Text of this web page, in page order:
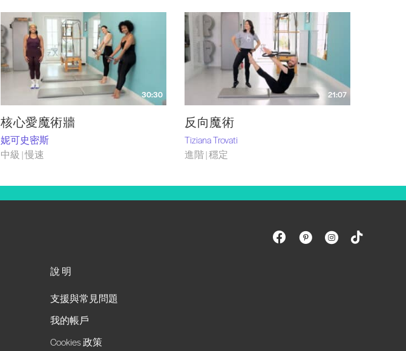
30:30
核心愛魔術牆
妮可史密斯
中級 | 慢速
21:07
反向魔術
Tiziana Trovati
進階 | 穩定
說明
支援與常見問題
我的帳戶
Cookies 政策